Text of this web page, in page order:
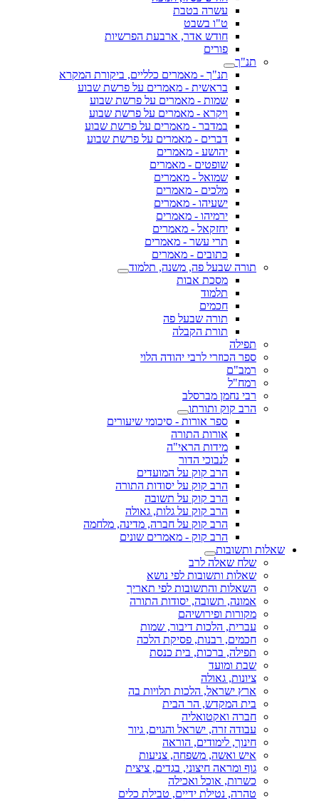
עשרה בטבת
ט"ו בשבט
חודש אדר, ארבעת הפרשיות
פורים
תנ"ך
תנ"ך - מאמרים כלליים, ביקורת המקרא
בראשית - מאמרים על פרשת שבוע
שמות - מאמרים על פרשת שבוע
ויקרא - מאמרים על פרשת שבוע
במדבר - מאמרים על פרשת שבוע
דברים - מאמרים על פרשת שבוע
יהושע - מאמרים
שופטים - מאמרים
שמואל - מאמרים
מלכים - מאמרים
ישעיהו - מאמרים
ירמיהו - מאמרים
יחזקאל - מאמרים
תרי עשר - מאמרים
כתובים - מאמרים
תורה שבעל פה, משנה, תלמוד
מסכת אבות
תלמוד
חכמים
תורה שבעל פה
תורת הקבלה
תפילה
ספר הכוזרי לרבי יהודה הלוי
רמב"ם
רמח"ל
רבי נחמן מברסלב
הרב קוק ותורתו
ספר אורות - סיכומי שיעורים
אורות התורה
מידות הראי"ה
לנבוכי הדור
הרב קוק על המועדים
הרב קוק על יסודות התורה
הרב קוק על תשובה
הרב קוק על גלות, גאולה
הרב קוק על חברה, מדינה, מלחמה
הרב קוק - מאמרים שונים
שאלות ותשובות
שלח שאלה לרב
שאלות ותשובות לפי נושא
השאלות והתשובות לפי תאריך
אמונה, תשובה, יסודות התורה
מקורות ופירושיהם
עברית, הלכות דיבור, שמות
חכמים, רבנות, פסיקת הלכה
תפילה, ברכות, בית כנסת
שבת ומועד
ציונות, גאולה
ארץ ישראל, הלכות תלויות בה
בית המקדש, הר הבית
חברה ואקטואליה
עבודה זרה, ישראל והגוים, גיור
חינוך, לימודים, הוראה
איש ואשה, משפחה, צניעות
גוף ומראה חיצוני, בגדים, ציצית
כשרות, אוכל ואכילה
טהרה, נטילת ידיים, טבילת כלים